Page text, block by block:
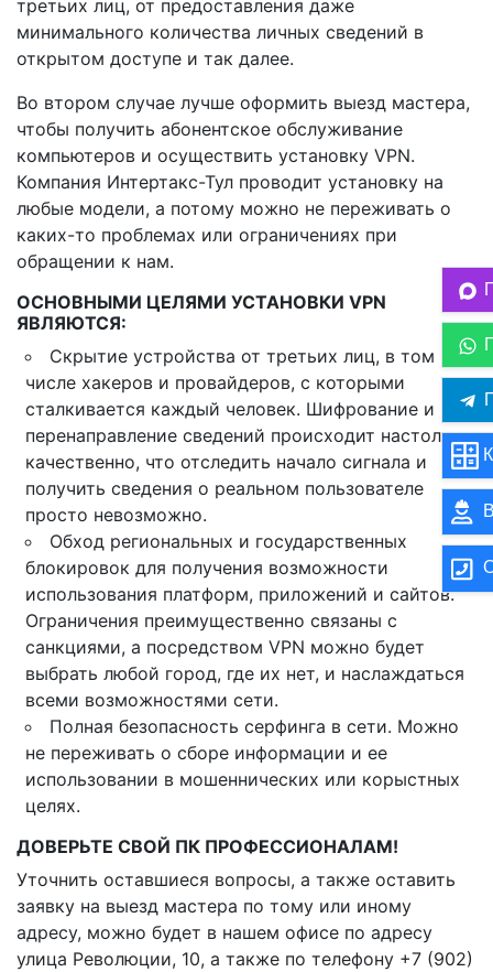
третьих лиц, от предоставления даже
минимального количества личных сведений в
открытом доступе и так далее.
Во втором случае лучше оформить выезд мастера,
чтобы получить абонентское обслуживание
компьютеров и осуществить установку VPN.
Компания Интертакс-Тул проводит установку на
любые модели, а потому можно не переживать о
каких-то проблемах или ограничениях при
обращении к нам.
ОСНОВНЫМИ ЦЕЛЯМИ УСТАНОВКИ VPN
ЯВЛЯЮТСЯ:
Скрытие устройства от третьих лиц, в том
числе хакеров и провайдеров, с которыми
сталкивается каждый человек. Шифрование и
перенаправление сведений происходит настолько
качественно, что отследить начало сигнала и
получить сведения о реальном пользователе
просто невозможно.
Обход региональных и государственных
блокировок для получения возможности
использования платформ, приложений и сайтов.
Ограничения преимущественно связаны с
санкциями, а посредством VPN можно будет
выбрать любой город, где их нет, и наслаждаться
всеми возможностями сети.
Полная безопасность серфинга в сети. Можно
не переживать о сборе информации и ее
использовании в мошеннических или корыстных
целях.
ДОВЕРЬТЕ СВОЙ ПК ПРОФЕССИОНАЛАМ!
Уточнить оставшиеся вопросы, а также оставить
заявку на выезд мастера по тому или иному
адресу, можно будет в нашем офисе по адресу
улица Революции, 10, а также по телефону +7 (902)